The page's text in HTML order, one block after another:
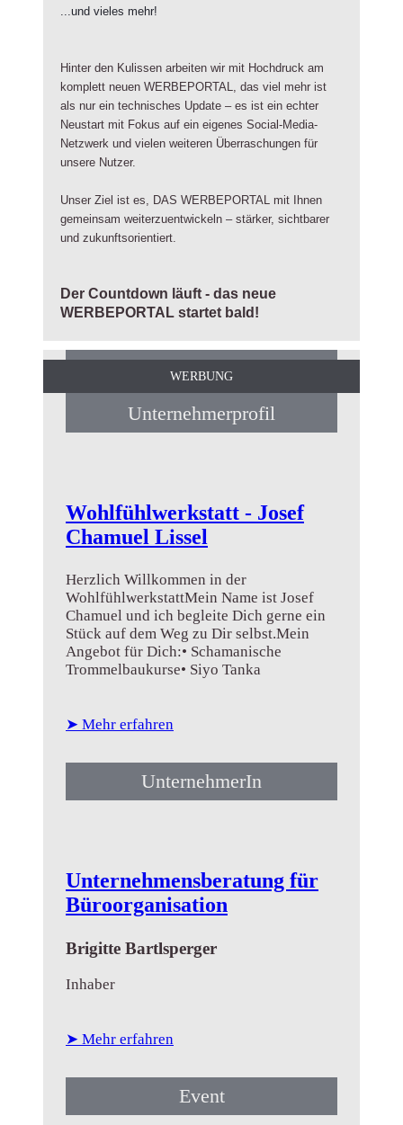
...und vieles mehr!
Hinter den Kulissen arbeiten wir mit Hochdruck am
komplett neuen WERBEPORTAL, das viel mehr ist
als nur ein technisches Update – es ist ein echter
Neustart mit Fokus auf ein eigenes Social-Media-
Netzwerk und vielen weiteren Überraschungen für
unsere Nutzer.
Unser Ziel ist es, DAS WERBEPORTAL mit Ihnen
gemeinsam weiterzuentwickeln – stärker, sichtbarer
und zukunftsorientiert.
Der Countdown läuft - das neue
WERBEPORTAL startet bald!
WERBUNG
Unternehmerprofil
Wohlfühlwerkstatt - Josef
Chamuel Lissel
Herzlich Willkommen in der
WohlfühlwerkstattMein Name ist Josef
Chamuel und ich begleite Dich gerne ein
Stück auf dem Weg zu Dir selbst.Mein
Angebot für Dich:• Schamanische
Trommelbaukurse• Siyo Tanka
Instrument erschaffen oder ich fertige es
➤ Mehr erfahren
UnternehmerIn
Unternehmensberatung für
Büroorganisation
Brigitte Bartlsperger
Inhaber
➤ Mehr erfahren
Event